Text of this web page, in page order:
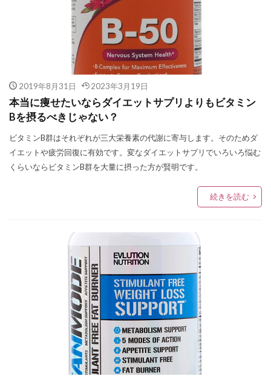
2019年8月31日 2023年3月19日
本当に痩せたいならダイエットサプリよりもビタミン
Bを摂るべきじゃない？
ビタミンB群はそれぞれが三大栄養素の代謝に寄与します。そのためダ
イエットや疲労回復に有効です。変なダイエットサプリでいろいろ悩む
くらいならビタミンB群を大量に摂った方が賢明です。
続きを読む